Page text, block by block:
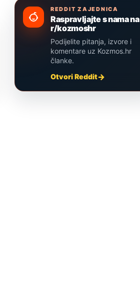
REDDIT ZAJEDNICA
Raspravljajte s nama na
r/kozmoshr
Podijelite pitanja, izvore i
komentare uz Kozmos.hr
članke.
Otvori Reddit